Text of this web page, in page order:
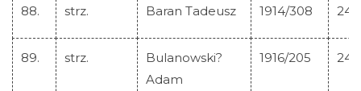
88. strz. Baran Tadeusz 1914/308
89. strz.
Bulanowski?
Adam
1916/205